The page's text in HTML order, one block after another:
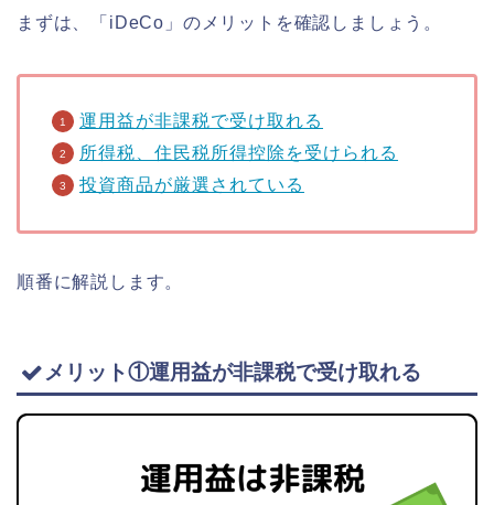
まずは、「iDeCo」のメリットを確認しましょう。
運用益が非課税で受け取れる
所得税、住民税所得控除を受けられる
投資商品が厳選されている
順番に解説します。
メリット①運用益が非課税で受け取れる